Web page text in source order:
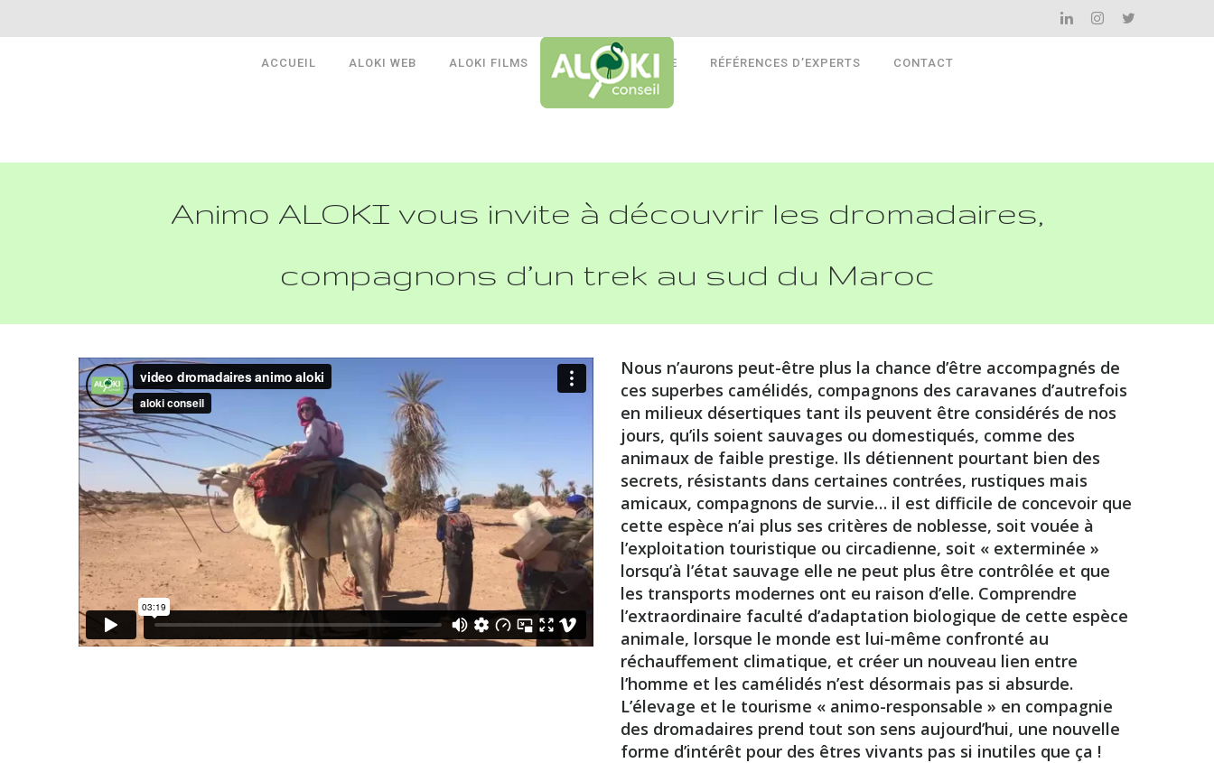
ACCUEIL ALOKI WEB ALOKI FILMS ALOKI AUDITS RSE RÉFÉRENCES D’EXPERTS CONTACT
Animo ALOKI vous invite à découvrir les dromadaires,
compagnons d’un trek au sud du Maroc
Nous n’aurons peut-être plus la chance d’être accompagnés de
ces superbes camélidés, compagnons des caravanes d’autrefois
en milieux désertiques tant ils peuvent être considérés de nos
jours, qu’ils soient sauvages ou domestiqués, comme des
animaux de faible prestige. Ils détiennent pourtant bien des
secrets, résistants dans certaines contrées, rustiques mais
amicaux, compagnons de survie… il est difficile de concevoir que
cette espèce n’ai plus ses critères de noblesse, soit vouée à
l’exploitation touristique ou circadienne, soit « exterminée »
lorsqu’à l’état sauvage elle ne peut plus être contrôlée et que
les transports modernes ont eu raison d’elle. Comprendre
l’extraordinaire faculté d’adaptation biologique de cette espèce
animale, lorsque le monde est lui-même confronté au
réchauffement climatique, et créer un nouveau lien entre
l’homme et les camélidés n’est désormais pas si absurde.
L’élevage et le tourisme « animo-responsable » en compagnie
des dromadaires prend tout son sens aujourd’hui, une nouvelle
forme d’intérêt pour des êtres vivants pas si inutiles que ça !